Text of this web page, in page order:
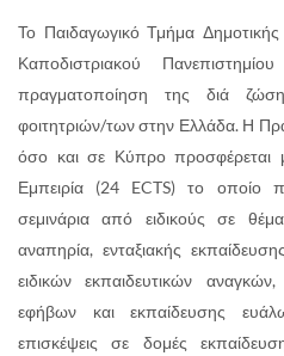
Το Παιδαγωγικό Τμήμα
Καποδιστριακού
πραγματοποίηση της διά
φοιτητριών/των στην Ελλάδα. Η
όσο και σε Κύπρο προσφέρεται
Εμπειρία (24 ECTS) το οποίο
σεμινάρια από ειδικούς σε
αναπηρία, ενταξιακής
ειδικών εκπαιδευτικών
εφήβων και εκπαίδευσης
επισκέψεις σε δομές